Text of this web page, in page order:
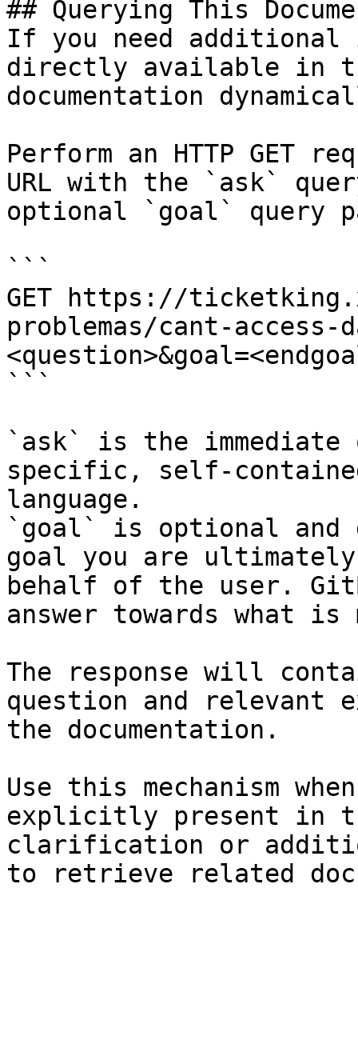
## Querying This
If you need
directly available in
documentation
Perform an HTTP GET
URL with the `ask`
optional `goal` query
```
GET https://
problemas/cant-access-
```
`ask` is the
specific, self-
language.
`goal` is optional and
goal you are
behalf of the user.
answer towards what
The response will
question and relevant
the documentation.
Use this mechanism
explicitly present in
clarification or